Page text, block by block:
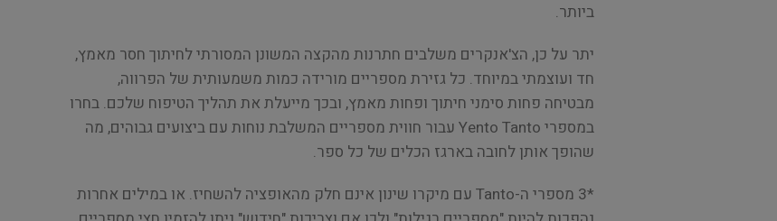
ביותר.
יתר על כן, הצ'אנקרים משלבים חתרנות מהקצה המשונן המסורתי לחיתוך חסר מאמץ,
חד ועוצמתי במיוחד. כל גזירת מספריים מורידה כמות משמעותית של הפרווה,
מבטיחה פחות סימני חיתוך ופחות מאמץ, ובכך מייעלת את תהליך הטיפוח שלכם. בחרו
במספרי Yento Tanto עבור חווית מספריים המשלבת נוחות עם ביצועים גבוהים, מה
שהופך אותן לחובה בארגז הכלים של כל ספר.
*3 מספרי ה-Tanto עם מיקרו שינון אינם חלק מהאופציה להשחיז. או במילים אחרות